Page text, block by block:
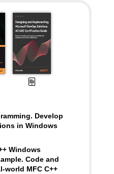
Develop
in Windows
Windows
Code and
world MFC C++